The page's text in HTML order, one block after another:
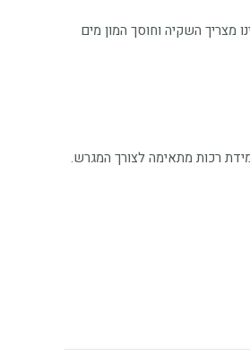
מצריך השקיה וחוסך המון מים